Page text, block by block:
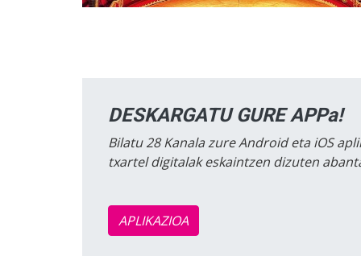
DESKARGATU GURE APPa!
Bilatu 28 Kanala zure Android eta iOS
txartel digitalak eskaintzen dizuten
APLIKAZIOA